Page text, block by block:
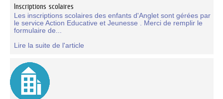
Inscriptions scolaires
Les inscriptions scolaires des enfants d'Anglet sont gérées par
le service Action Educative et Jeunesse . Merci de remplir le
formulaire de...
Lire la suite de l'article